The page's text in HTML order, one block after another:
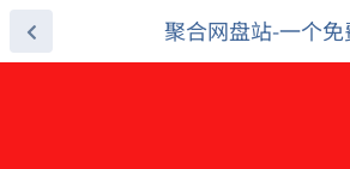
聚合网盘站-一个